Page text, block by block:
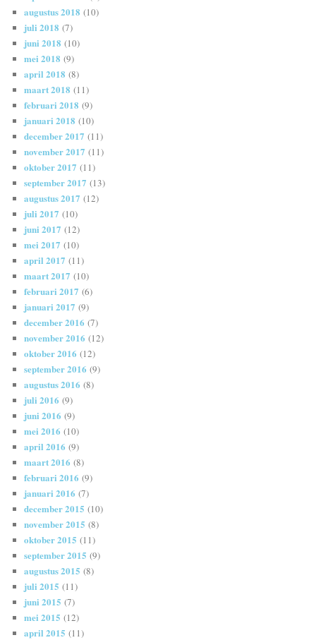
augustus 2018 (10)
juli 2018 (7)
juni 2018 (10)
mei 2018 (9)
april 2018 (8)
maart 2018 (11)
februari 2018 (9)
januari 2018 (10)
december 2017 (11)
november 2017 (11)
oktober 2017 (11)
september 2017 (13)
augustus 2017 (12)
juli 2017 (10)
juni 2017 (12)
mei 2017 (10)
april 2017 (11)
maart 2017 (10)
februari 2017 (6)
januari 2017 (9)
december 2016 (7)
november 2016 (12)
oktober 2016 (12)
september 2016 (9)
augustus 2016 (8)
juli 2016 (9)
juni 2016 (9)
mei 2016 (10)
april 2016 (9)
maart 2016 (8)
februari 2016 (9)
januari 2016 (7)
december 2015 (10)
november 2015 (8)
oktober 2015 (11)
september 2015 (9)
augustus 2015 (8)
juli 2015 (11)
juni 2015 (7)
mei 2015 (12)
april 2015 (11)